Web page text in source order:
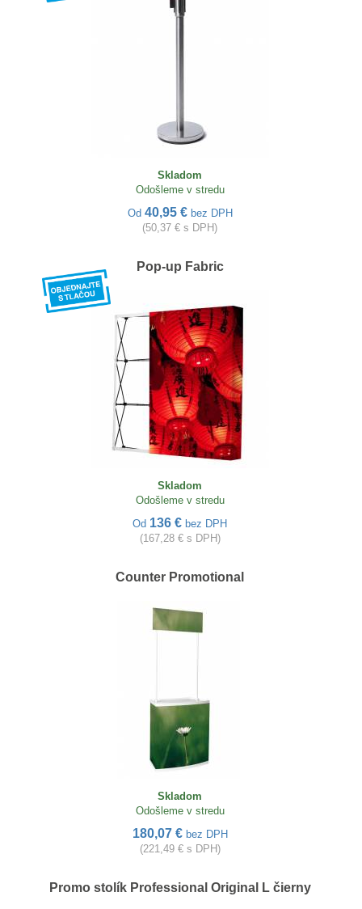
Skladom
Odošleme v stredu
Od 40,95 € bez DPH
(50,37 € s DPH)
Pop-up Fabric
Skladom
Odošleme v stredu
Od 136 € bez DPH
(167,28 € s DPH)
Counter Promotional
Skladom
Odošleme v stredu
180,07 € bez DPH
(221,49 € s DPH)
Promo stolík Professional Original L čierny